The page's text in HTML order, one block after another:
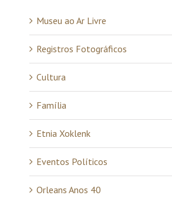
Museu ao Ar Livre
Registros Fotográficos
Cultura
Família
Etnia Xoklenk
Eventos Políticos
Orleans Anos 40